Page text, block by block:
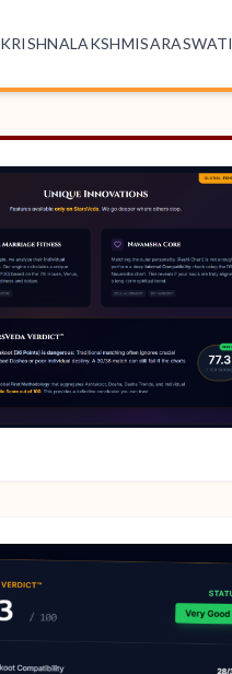
KRISHNALAKSHMISARASWATI